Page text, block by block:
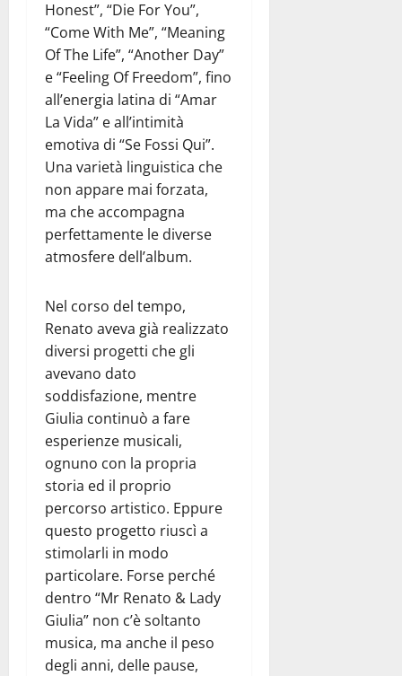
Honest”, “Die For You”,
“Come With Me”, “Meaning
Of The Life”, “Another Day”
e “Feeling Of Freedom”, fino
all’energia latina di “Amar
La Vida” e all’intimità
emotiva di “Se Fossi Qui”.
Una varietà linguistica che
non appare mai forzata,
ma che accompagna
perfettamente le diverse
atmosfere dell’album.
Nel corso del tempo,
Renato aveva già realizzato
diversi progetti che gli
avevano dato
soddisfazione, mentre
Giulia continuò a fare
esperienze musicali,
ognuno con la propria
storia ed il proprio
percorso artistico. Eppure
questo progetto riuscì a
stimolarli in modo
particolare. Forse perché
dentro “Mr Renato & Lady
Giulia” non c’è soltanto
musica, ma anche il peso
degli anni, delle pause,